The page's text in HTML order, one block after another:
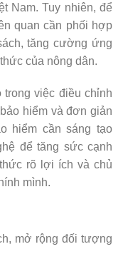
Nam. Tuy nhiên, để
quan cần phối hợp
tăng cường ứng
của nông dân.
việc điều chỉnh
hiểm và đơn giản
hiểm cần sáng tạo
để tăng sức cạnh
rõ lợi ích và chủ
mình.
mở rộng đối tượng